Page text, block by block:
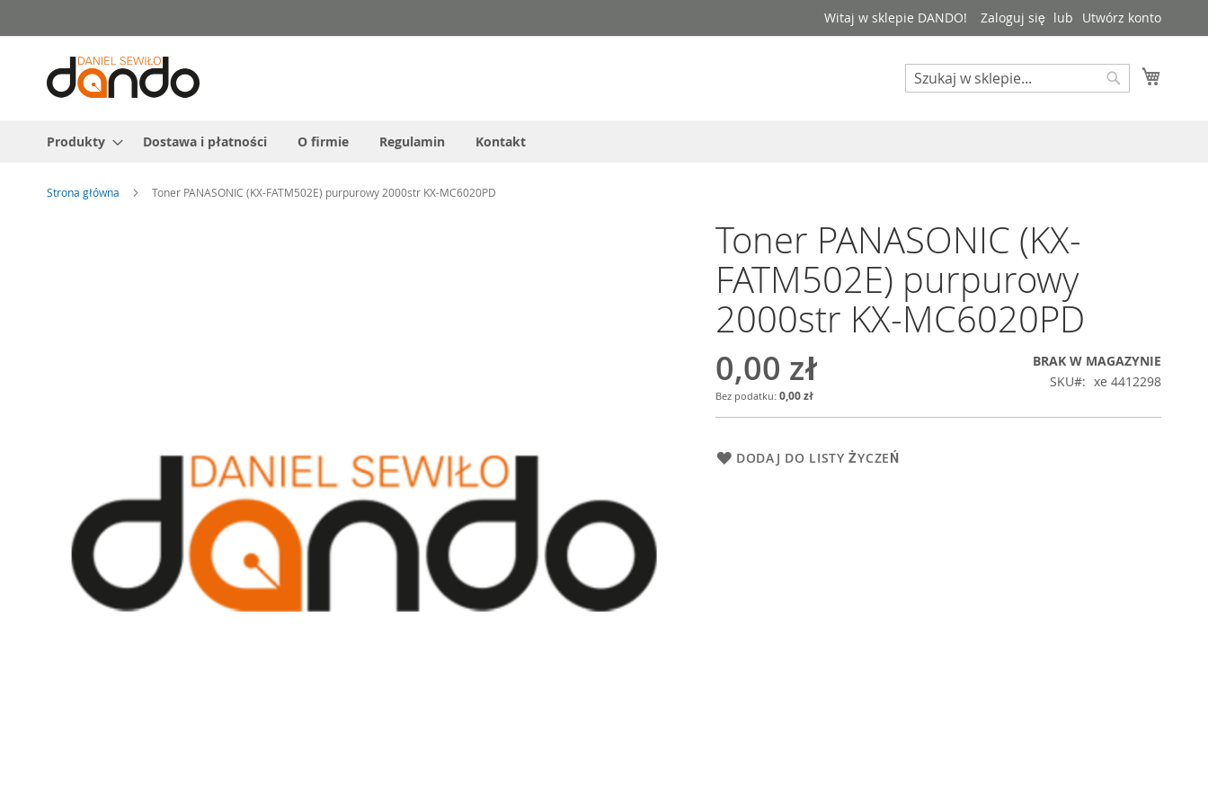
do
treści
Witaj w sklepie DANDO! Zaloguj się Utwórz konto
Search
Produkty Dostawa i płatności O firmie Regulamin Kontakt
Strona główna Toner PANASONIC (KX-FATM502E) purpurowy 2000str KX-MC6020PD
Toner PANASONIC (KX-
FATM502E) purpurowy
2000str KX-MC6020PD
0,00 zł
0,00 zł
BRAK W MAGAZYNIE
SKU
xe 4412298
DODAJ DO LISTY ŻYCZEŃ